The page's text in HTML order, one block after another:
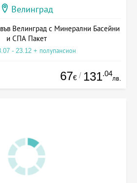
Велинград
Велинград с Минерални Басейни
и СПА Пакет
- 23.12 + полупансион
67€ / 131.04
лв.